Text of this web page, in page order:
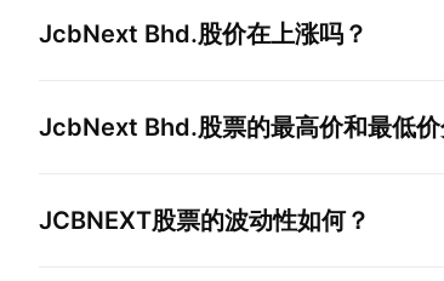
JcbNext Bhd.股价在上涨吗？
JcbNext Bhd.股票的最高价和最低
JCBNEXT股票的波动性如何？